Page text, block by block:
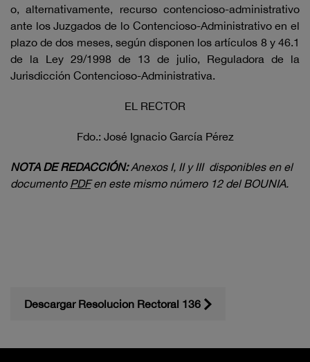
o, alternativamente, recurso contencioso-administrativo
ante los Juzgados de lo Contencioso-Administrativo en el
plazo de dos meses, según disponen los artículos 8 y 46.1
de la Ley 29/1998 de 13 de julio, Reguladora de la
Jurisdicción Contencioso-Administrativa.
EL RECTOR
Fdo.: José Ignacio García Pérez
NOTA DEREDACCIÓN:Anexos I, II y III disponibles en el
documento PDFen este mismo número 12 del BOUNIA.
Descargar Resolucion Rectoral 136